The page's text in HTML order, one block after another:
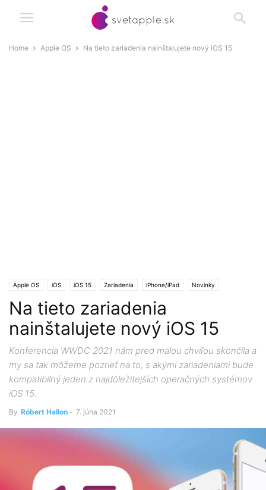
Home Apple OS Na tieto zariadenia nainštalujete nový iOS 15
Apple OS iOS iOS 15 Zariadenia iPhone/iPad Novinky
Apple eventy a konferencie WWDC
Na tieto zariadenia
nainštalujete nový iOS 15
Konferencia WWDC 2021 nám pred malou chvíľou skončila a
my sa tak môžeme pozrieť na to, s akými zariadeniami bude
kompatibilný jeden z najdôležitejších operačných systémov
iOS 15.
By Róbert Hallon - 7. júna 2021